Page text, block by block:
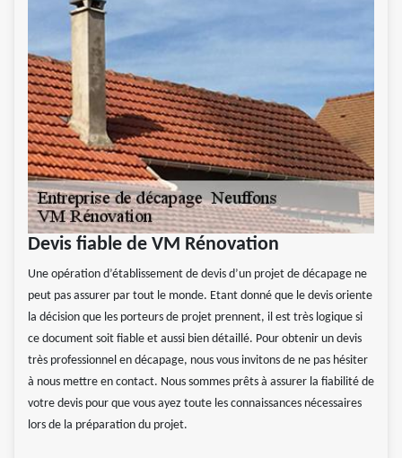
Devis fiable de VM Rénovation
Une opération d’établissement de devis d’un projet de décapage ne
peut pas assurer par tout le monde. Etant donné que le devis oriente
la décision que les porteurs de projet prennent, il est très logique si
ce document soit fiable et aussi bien détaillé. Pour obtenir un devis
très professionnel en décapage, nous vous invitons de ne pas hésiter
à nous mettre en contact. Nous sommes prêts à assurer la fiabilité de
votre devis pour que vous ayez toute les connaissances nécessaires
lors de la préparation du projet.